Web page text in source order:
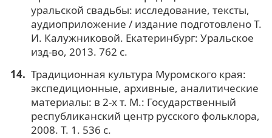
уральской свадьбы: исследование, тексты,
аудиоприложение / издание подготовлено Т.
И. Калужниковой. Екатеринбург: Уральское
изд-во, 2013. 762 с.
Традиционная культура Муромского края:
экспедиционные, архивные, аналитические
материалы: в 2-х т. М.: Государственный
республиканский центр русского фольклора,
2008. Т. 1. 536 с.